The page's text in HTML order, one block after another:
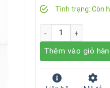
Tình trạng: Còn
Số lượng
Thêm vào giỏ